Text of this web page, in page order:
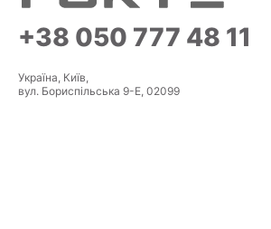
+38 050 777 48 11
Україна, Київ,
вул. Бориспільська 9-Е, 02099